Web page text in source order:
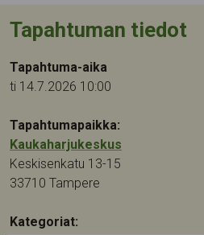
Tapahtuman tiedot
Tapahtuma-aika
ti 14.7.2026 10:00
Tapahtumapaikka:
Kaukaharjukeskus
Keskisenkatu 13-15
33710 Tampere
Kategoriat: